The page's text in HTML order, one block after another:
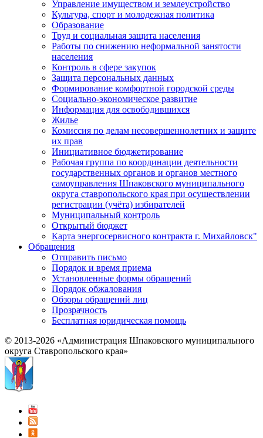
Управление имуществом и землеустройство
Культура, спорт и молодежная политика
Образование
Труд и социальная защита населения
Работы по снижению неформальной занятости
населения
Контроль в сфере закупок
Защита персональных данных
Формирование комфортной городской среды
Социально-экономическое развитие
Информация для освободившихся
Жилье
Комиссия по делам несовершеннолетних и защите
их прав
Инициативное бюджетирование
Рабочая группа по координации деятельности
государственных органов и органов местного
самоуправления Шпаковского муниципального
округа ставропольского края при осуществлении
регистрации (учёта) избирателей
Муниципальный контроль
Открытый бюджет
Карта энергосервисного контракта г. Михайловск"
Обращения
Отправить письмо
Порядок и время приема
Установленные формы обращений
Порядок обжалования
Обзоры обращений лиц
Прозрачность
Бесплатная юридическая помощь
© 2013-2026 «Администрация Шпаковского муниципального
округа Ставропольского края»